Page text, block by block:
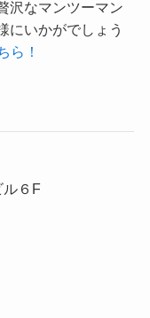
てなかなか効果が
る本物のピアノ
なマンツーマン
ら！
６F